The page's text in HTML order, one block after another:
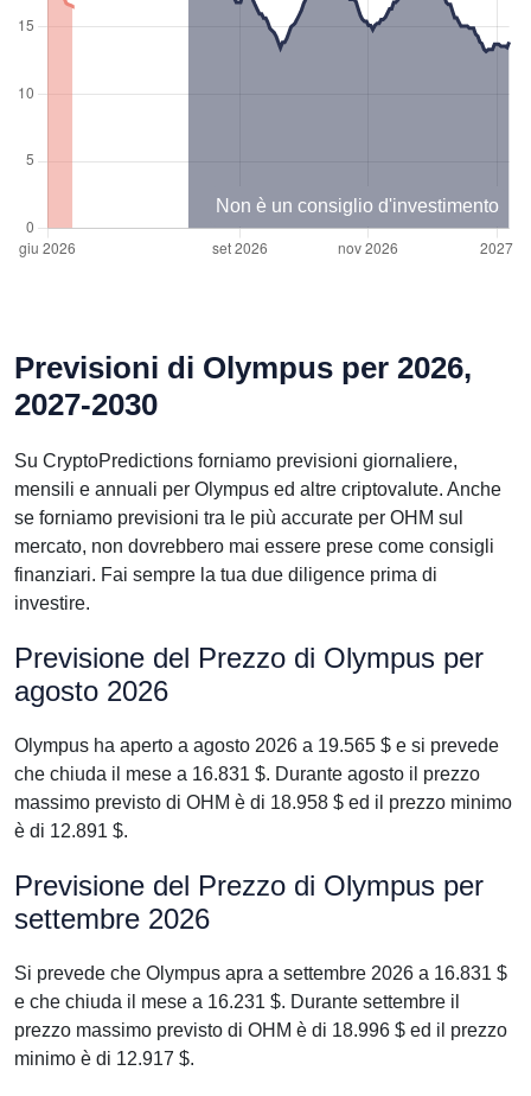
Non è un consiglio d'investimento
Previsioni di Olympus per 2026,
2027-2030
Su CryptoPredictions forniamo previsioni giornaliere,
mensili e annuali per Olympus ed altre criptovalute. Anche
se forniamo previsioni tra le più accurate per OHM sul
mercato, non dovrebbero mai essere prese come consigli
finanziari. Fai sempre la tua due diligence prima di
investire.
Previsione del Prezzo di Olympus per
agosto 2026
Olympus ha aperto a agosto 2026 a 19.565 $ e si prevede
che chiuda il mese a 16.831 $. Durante agosto il prezzo
massimo previsto di OHM è di 18.958 $ ed il prezzo minimo
è di 12.891 $.
Previsione del Prezzo di Olympus per
settembre 2026
Si prevede che Olympus apra a settembre 2026 a 16.831 $
e che chiuda il mese a 16.231 $. Durante settembre il
prezzo massimo previsto di OHM è di 18.996 $ ed il prezzo
minimo è di 12.917 $.